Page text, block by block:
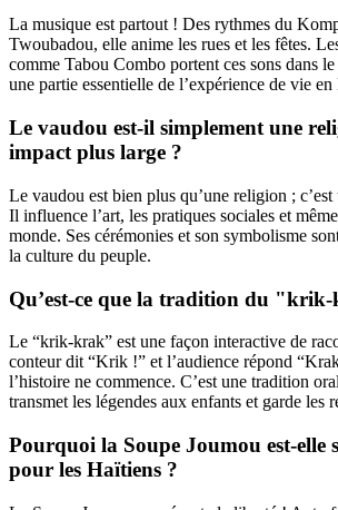
La musique est partout ! Des rythmes du
Twoubadou, elle anime les rues et les fêtes.
comme Tabou Combo portent ces sons dans
une partie essentielle de l’expérience de vie
Le vaudou est-il simplement une
impact plus large ?
Le vaudou est bien plus qu’une religion ;
Il influence l’art, les pratiques sociales et
monde. Ses cérémonies et son symbolisme
la culture du peuple.
Qu’est-ce que la tradition du
Le “krik-krak” est une façon interactive de
conteur dit “Krik !” et l’audience répond
l’histoire ne commence. C’est une tradition
transmet les légendes aux enfants et garde les
Pourquoi la Soupe Joumou est-elle
pour les Haïtiens ?